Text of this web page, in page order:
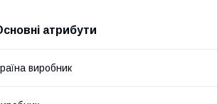
атрибути
виробник